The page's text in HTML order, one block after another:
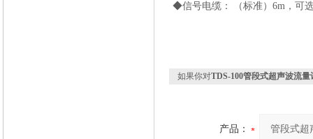
◆信号电缆：
（标准） 6m ，可
如果你对TDS-100管段式超声波流量
产品：